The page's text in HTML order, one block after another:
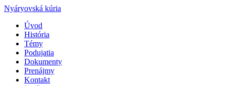
Nyáryovská kúria
Úvod
História
Témy
Podujatia
Dokumenty
Prenájmy
Kontakt